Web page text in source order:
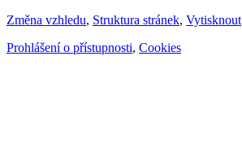
Změna vzhledu, Struktura stránek, Vytisknout
Prohlášení o přístupnosti, Cookies